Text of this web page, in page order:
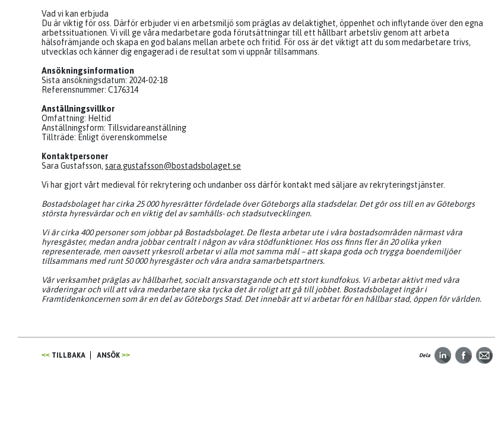
Vad vi kan erbjuda
Du är viktig för oss. Därför erbjuder vi en arbetsmiljö som präglas av delaktighet, öppenhet och inflytande över den egna
arbetssituationen. Vi vill ge våra medarbetare goda förutsättningar till ett hållbart arbetsliv genom att arbeta
hälsofrämjande och skapa en god balans mellan arbete och fritid. För oss är det viktigt att du som medarbetare trivs,
utvecklas och känner dig engagerad i de resultat som vi uppnår tillsammans.
Ansökningsinformation
Sista ansökningsdatum: 2024-02-18
Referensnummer: C176314
Anställningsvillkor
Omfattning: Heltid
Anställningsform: Tillsvidareanställning
Tillträde: Enligt överenskommelse
Kontaktpersoner
Sara Gustafsson, sara.gustafsson@bostadsbolaget.se
Vi har gjort vårt medieval för rekrytering och undanber oss därför kontakt med säljare av rekryteringstjänster.
Bostadsbolaget har cirka 25 000 hyresrätter fördelade över Göteborgs alla stadsdelar. Det gör oss till en av Göteborgs
största hyresvärdar och en viktig del av samhälls- och stadsutvecklingen.
Vi är cirka 400 personer som jobbar på Bostadsbolaget. De flesta arbetar ute i våra bostadsområden närmast våra
hyresgäster, medan andra jobbar centralt i någon av våra stödfunktioner. Hos oss finns fler än 20 olika yrken
representerade, men oavsett yrkesroll arbetar vi alla mot samma mål – att skapa goda och trygga boendemiljöer
tillsammans med runt 50 000 hyresgäster och våra andra samarbetspartners.
Vår verksamhet präglas av hållbarhet, socialt ansvarstagande och ett stort kundfokus. Vi arbetar aktivt med våra
värderingar och vill att våra medarbetare ska tycka det är roligt att gå till jobbet. Bostadsbolaget ingår i
Framtidenkoncernen som är en del av Göteborgs Stad. Det innebär att vi arbetar för en hållbar stad, öppen för världen.
TILLBAKA ANSÖK Dela